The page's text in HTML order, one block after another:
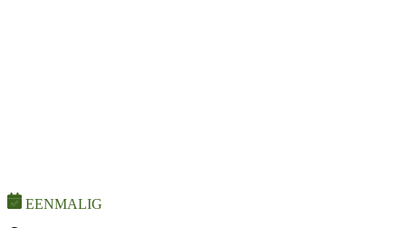
EENMALIG